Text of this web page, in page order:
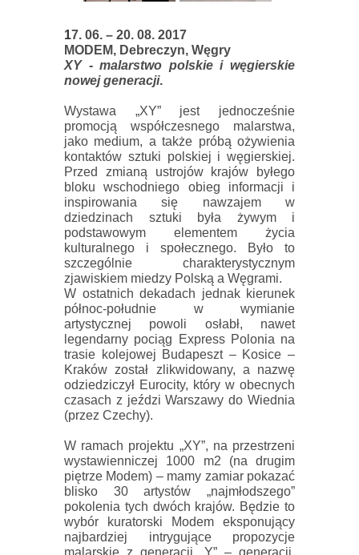
17. 06. – 20. 08. 2017
MODEM, Debreczyn, Węgry
XY - malarstwo polskie i węgierskie
nowej generacji.
Wystawa „XY” jest jednocześnie
promocją współczesnego malarstwa,
jako medium, a także próbą ożywienia
kontaktów sztuki polskiej i węgierskiej.
Przed zmianą ustrojów krajów byłego
bloku wschodniego obieg informacji i
inspirowania się nawzajem w
dziedzinach sztuki była żywym i
podstawowym elementem życia
kulturalnego i społecznego. Było to
szczególnie charakterystycznym
zjawiskiem miedzy Polską a Węgrami.
W ostatnich dekadach jednak kierunek
północ-południe w wymianie
artystycznej powoli osłabł, nawet
legendarny pociąg Express Polonia na
trasie kolejowej Budapeszt – Kosice –
Kraków został zlikwidowany, a nazwę
odziedziczył Eurocity, który w obecnych
czasach z jeździ Warszawy do Wiednia
(przez Czechy).
W ramach projektu „XY”, na przestrzeni
wystawienniczej 1000 m2 (na drugim
piętrze Modem) – mamy zamiar pokazać
blisko 30 artystów „najmłodszego”
pokolenia tych dwóch krajów. Będzie to
wybór kuratorski Modem eksponujący
najbardziej intrygujące propozycje
malarskie z generacji „Y” – generacji,